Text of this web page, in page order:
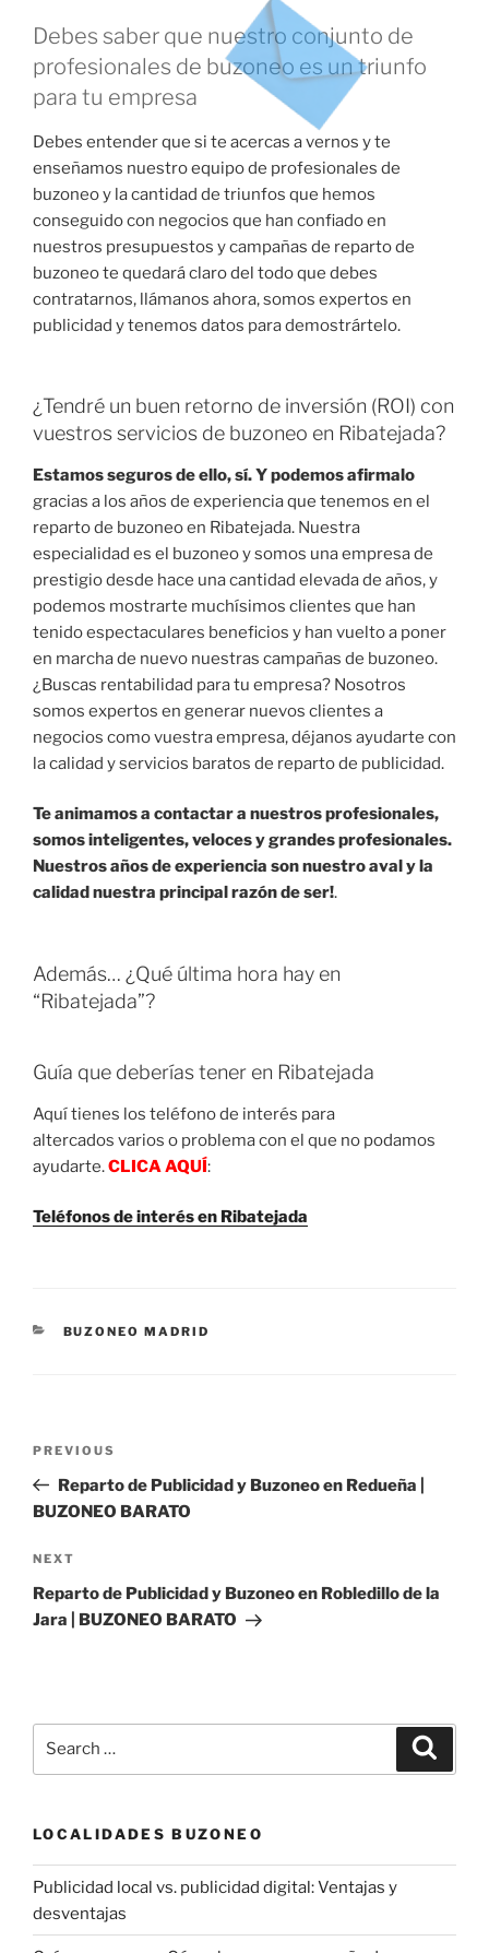
Debes saber que nuestro conjunto de
profesionales de buzoneo es un triunfo
para tu empresa
Debes entender que si te acercas a vernos y te
enseñamos nuestro equipo de profesionales de
buzoneo y la cantidad de triunfos que hemos
conseguido con negocios que han confiado en
nuestros presupuestos y campañas de reparto de
buzoneo te quedará claro del todo que debes
contratarnos, llámanos ahora, somos expertos en
publicidad y tenemos datos para demostrártelo.
¿Tendré un buen retorno de inversión (ROI) con
vuestros servicios de buzoneo en Ribatejada?
Estamos seguros de ello, sí. Y podemos afirmalo
gracias a los años de experiencia que tenemos en el
reparto de buzoneo en Ribatejada. Nuestra
especialidad es el buzoneo y somos una empresa de
prestigio desde hace una cantidad elevada de años, y
podemos mostrarte muchísimos clientes que han
tenido espectaculares beneficios y han vuelto a poner
en marcha de nuevo nuestras campañas de buzoneo.
¿Buscas rentabilidad para tu empresa? Nosotros
somos expertos en generar nuevos clientes a
negocios como vuestra empresa, déjanos ayudarte con
la calidad y servicios baratos de reparto de publicidad.
Te animamos a contactar a nuestros profesionales,
somos inteligentes, veloces y grandes profesionales.
Nuestros años de experiencia son nuestro aval y la
calidad nuestra principal razón de ser!.
Además… ¿Qué última hora hay en
“Ribatejada”?
Guía que deberías tener en Ribatejada
Aquí tienes los teléfono de interés para
altercados varios o problema con el que no podamos
ayudarte.CLICA AQUÍ:
Teléfonos de interés en Ribatejada
CATEGORIES
BUZONEO MADRID
Previous
Post
PREVIOUS
Reparto de Publicidad y Buzoneo en Redueña |
BUZONEO BARATO
Next
Post
NEXT
Reparto de Publicidad y Buzoneo en Robledillo de la
Jara | BUZONEO BARATO
LOCALIDADES BUZONEO
Publicidad local vs. publicidad digital: Ventajas y
desventajas